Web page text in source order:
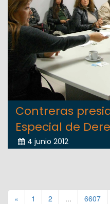
Contreras
Especial de
4 junio 2012
« 1 2 ... 6607